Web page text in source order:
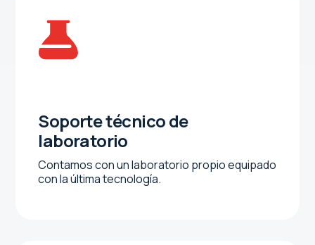
Soporte técnico de
laboratorio
Contamos con un laboratorio propio equipado
con la última tecnología.